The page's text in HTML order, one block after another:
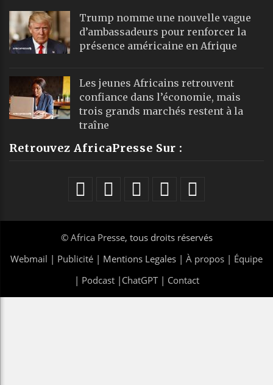
Trump nomme une nouvelle vague
d’ambassadeurs pour renforcer la
présence américaine en Afrique
Les jeunes Africains retrouvent
confiance dans l’économie, mais
trois grands marchés restent à la
traîne
Retrouvez AfricaPresse Sur :
© Africa Presse, tous droits réservés
Webmail | Publicité | Mentions Legales | À propos | Équipe
| Podcast| ChatGPT| Contact